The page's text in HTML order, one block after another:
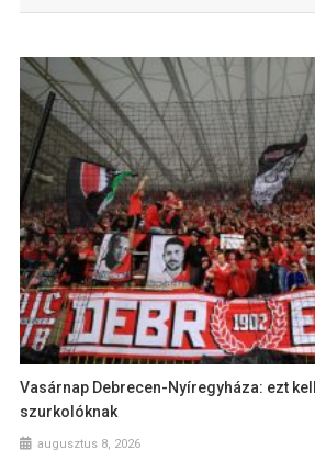
Vasárnap Debrecen-Nyíregyháza: ezt
szurkolóknak
augusztus 8, 2026